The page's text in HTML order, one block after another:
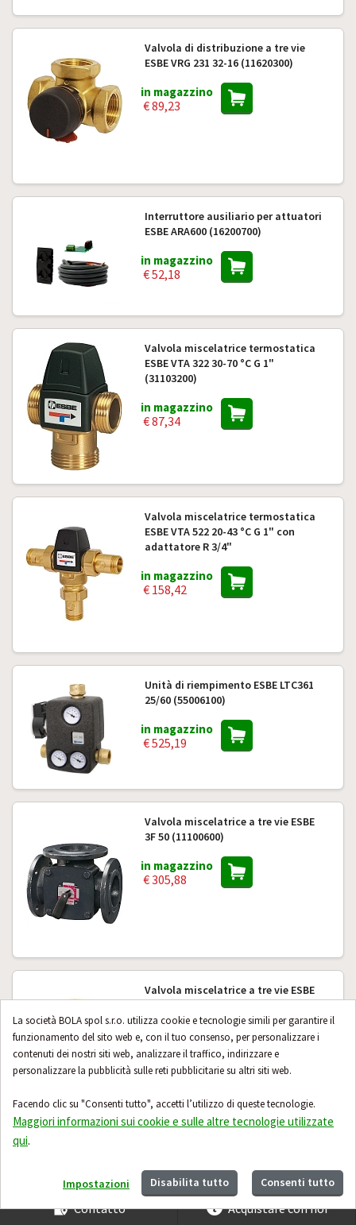
La società BOLA spol s.r.o. utilizza cookie e tecnologie simili per garantire il
funzionamento del sito web e, con il tuo consenso, per personalizzare i
contenuti dei nostri siti web, analizzare il traffico, indirizzare e
personalizzare la pubblicità sulle reti pubblicitarie su altri siti web.
Facendo clic su "Consenti tutto", accetti l’utilizzo di queste tecnologie.
Maggiori informazioni sui cookie e sulle altre tecnologie utilizzate
qui.
Impostazioni Disabilita tutto Consenti tutto
Valvola di distribuzione a tre vie
ESBE VRG 231 32-16 (11620300)
in magazzino
€ 89,23
Interruttore ausiliario per attuatori
ESBE ARA600 (16200700)
in magazzino
€ 52,18
Valvola miscelatrice termostatica
ESBE VTA 322 30-70 °C G 1"
(31103200)
in magazzino
€ 87,34
Valvola miscelatrice termostatica
ESBE VTA 522 20-43 °C G 1" con
adattatore R 3/4"
in magazzino
€ 158,42
Unità di riempimento ESBE LTC361
25/60 (55006100)
in magazzino
€ 525,19
Valvola miscelatrice a tre vie ESBE
3F 50 (11100600)
in magazzino
€ 305,88
Valvola miscelatrice a tre vie ESBE
VRG 131 50-40 (11603600)
in magazzino
€ 193,59
Contatto Acquistare con noi